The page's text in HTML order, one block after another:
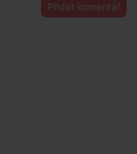
Přidat komentář